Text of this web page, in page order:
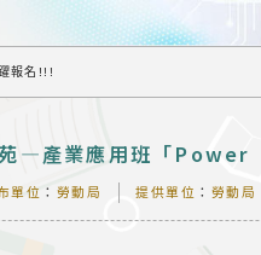
報名!!!
苑—產業應用班「
單位 ： 勞動局 提供單位 ： 勞動局